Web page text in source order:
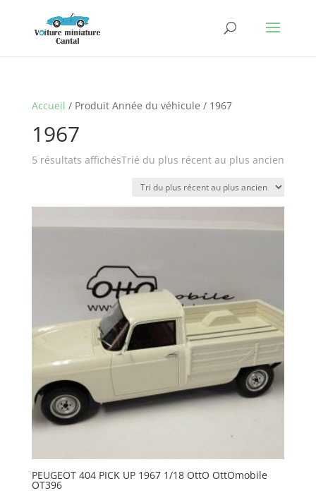
Accueil / Produit Année du véhicule / 1967
1967
5 résultats affichésTrié du plus récent au plus ancien
PEUGEOT 404 PICK UP 1967 1/18 OttO OttOmobile
OT396